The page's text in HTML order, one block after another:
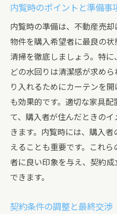
内覧時のポイントと準備事
内覧時の準備は、不動産売却
物件を購入希望者に最良の
清掃を徹底しましょう。特
どの水回りは清潔感が求め
り入れるためにカーテンを
も効果的です。適切な家具
て、購入者が住んだときの
きます。内覧時には、購入
えることも重要です。これ
者に良い印象を与え、契約
できます。
契約条件の調整と最終交渉